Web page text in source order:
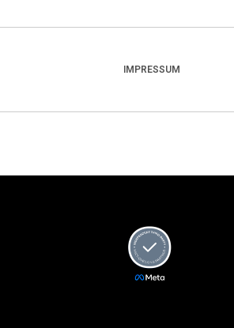
IMPRESSUM